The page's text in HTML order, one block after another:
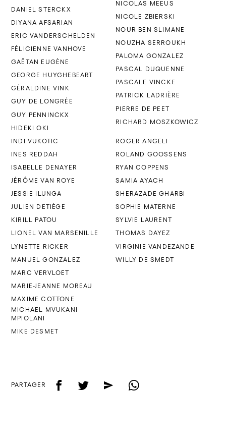
DANIEL STERCKX
DIYANA AFSARIAN
ERIC VANDERSCHELDEN
FÉLICIENNE VANHOVE
GAËTAN EUGÈNE
GEORGE HUYGHEBEART
GÉRALDINE VINK
GUY DE LONGRÉE
GUY PENNINCKX
HIDEKI OKI
INDI VUKOTIC
INES REDDAH
ISABELLE DENAYER
JÉRÔME VAN ROYE
JESSIE ILUNGA
JULIEN DETIÈGE
KIRILL PATOU
LIONEL VAN MARSENILLE
LYNETTE RICKER
MANUEL GONZALEZ
MARC VERVLOET
MARIE-JEANNE MOREAU
MAXIME COTTONE
MICHAEL MVUKANI
MPIOLANI
MIKE DESMET
NICOLAS MEEUS
NICOLE ZBIERSKI
NOUR BEN SLIMANE
NOUZHA SERROUKH
PALOMA GONZALEZ
PASCAL DUQUENNE
PASCALE VINCKE
PATRICK LADRIÈRE
PIERRE DE PEET
RICHARD MOSZKOWICZ
ROGER ANGELI
ROLAND GOOSSENS
RYAN COPPENS
SAMIA AYACH
SHERAZADE GHARBI
SOPHIE MATERNE
SYLVIE LAURENT
THOMAS DAYEZ
VIRGINIE VANDEZANDE
WILLY DE SMEDT
PARTAGER f t e w